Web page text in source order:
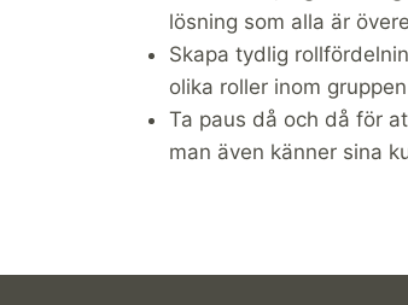
lösning som alla är
Skapa tydlig
olika roller inom
Ta paus då och då för
man även känner sina